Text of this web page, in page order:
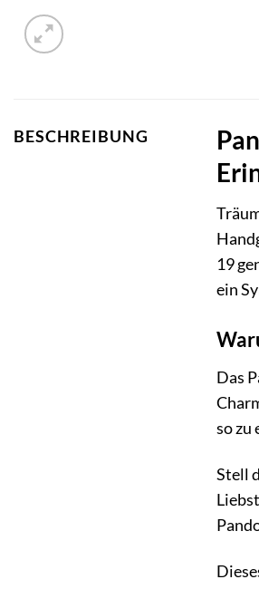
BESCHREIBUNG
19
ein
Das
so zu
Stell